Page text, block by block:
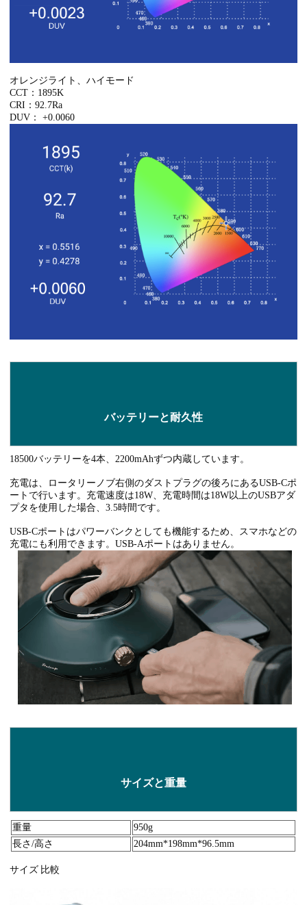
オレンジライト、ハイモード
CCT：1895K
CRI：92.7Ra
DUV： +0.0060
バッテリーと耐久性
18500バッテリーを4本、2200mAhずつ内蔵しています。
充電は、ロータリーノブ右側のダストプラグの後ろにあるUSB-Cポ
ートで行います。充電速度は18W、充電時間は18W以上のUSBアダ
プタを使用した場合、3.5時間です。
USB-Cポートはパワーバンクとしても機能するため、スマホなどの
充電にも利用できます。USB-Aポートはありません。
サイズと重量
重量
950g
長さ/高さ
204mm*198mm*96.5mm
サイズ 比較